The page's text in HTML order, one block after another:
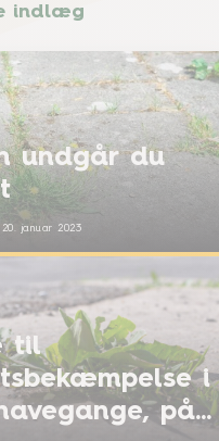
indlæg
undgår du
20. januar 2023
til
i
på